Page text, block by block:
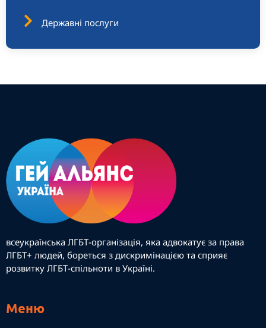
Державні послуги
всеукраїнська ЛГБТ-організація, яка адвокатує за права
ЛГБТ+ людей, бореться з дискримінацією та сприяє
розвитку ЛГБТ-спільноти в Україні.
Меню